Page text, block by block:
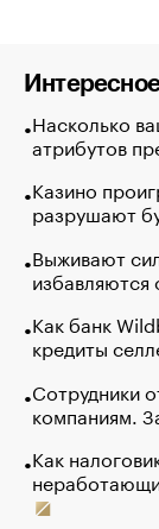
Насколько
атрибутов
Казино
разрушают
Выживают
избавляются
Как банк
кредиты
Сотрудники
компаниям.
Как